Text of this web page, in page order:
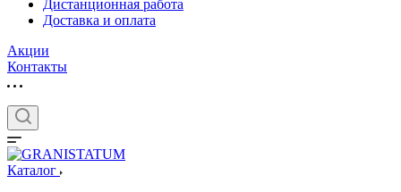
Дистанционная работа
Доставка и оплата
Акции
Контакты
Каталог